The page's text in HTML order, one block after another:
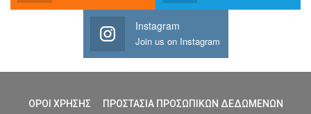
Instagram
Join us on Instagram
ΟΡΟΙ ΧΡΗΣΗΣ
ΠΡΟΣΤΑΣΙΑ ΠΡΟΣΩΠΙΚΩΝ ΔΕΔΩΜΕΝΩΝ